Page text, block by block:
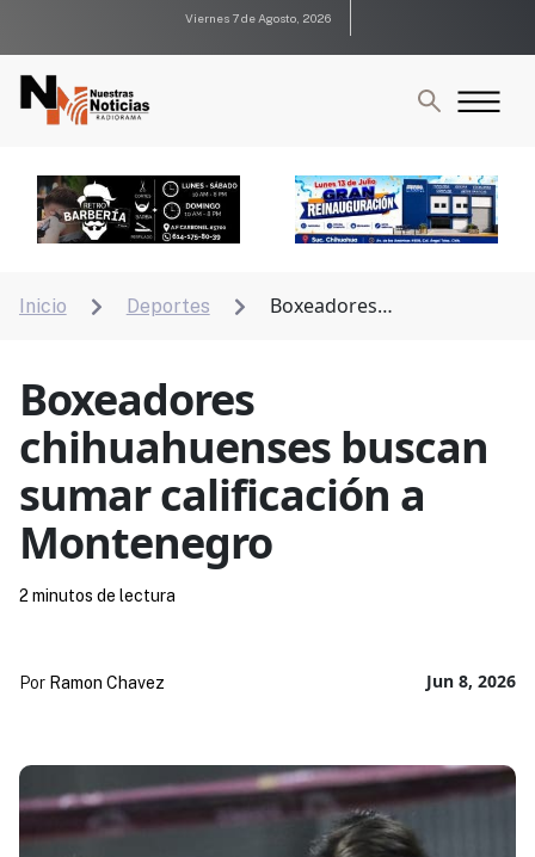
Viernes 7 de Agosto, 2026
Inicio  Deportes 
Boxeadores
Boxeadores
chihuahuenses buscan
sumar calificación a
Montenegro
Jun 8, 2026
Por Ramon Chavez
2 minutos de lectura